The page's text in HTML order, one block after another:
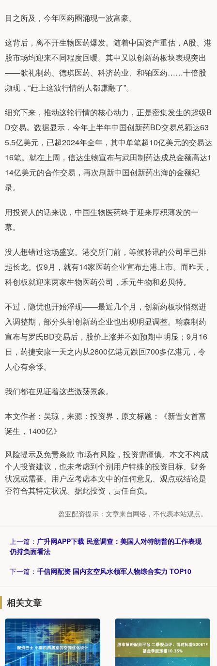
目之所及，今年医药圈涌现一波富豪。
这背后，离不开生物医药爆发。随着中国资产重估，A股、港
股市场均迎来不同程度回暖。其中又以创新药板块表现突出
——歌礼制药、德琪医药、科济药业、和铂医药……十倍股
频现，“赶上这波行情的人都赚翻了”。
细究下来，推动这轮行情的核心动力，正是密集发生的超级B
D交易。数据显示，今年上半年中国创新药BD交易总额达63
5.5亿美元，已超2024年全年，其中单笔超10亿美元的交易达
16笔。就在上周，信达生物宣布与武田制药达成总金额高达1
14亿美元的合作交易，再次刷新中国创新药出海的金额纪
录。
用投资人的话来说，中国生物医药终于迎来厚积薄发的一
幕。
没人想错过这场盛宴。港交所门前，等候聆讯的公司早已排
起长龙。仅9月，就有14家医药企业宣布赴港上市。而昨天，
科创板就迎来两家生物医药公司，禾元生物和必贝特。
不过，隐忧也开始浮现——最近几个月，创新药板块悄然进
入调整期，部分头部创新药企业也出现明显调整。翰森制药
宣布与罗氏BD交易后，股价上涨并不如预期中明显；9月16
日，药捷安康一天之内从2600亿港元跌回700多亿港元，令
人心有余悸。
我们都在见证着这些激荡景象。
本文作者：吴琼，来源：投资界，原文标题：《新晋女首富
诞生，1400亿》
风险提示及免责条款 市场有风险，投资需谨慎。本文不构成
个人投资建议，也未考虑到个别用户特殊的投资目标、财务
状况或需要。用户应考虑本文中的任何意见、观点或结论是
否符合其特定状况。据此投资，责任自负。
盈亚配资提示：文章来自网络，不代表本站观点。
上一篇： 广升网APP下载 民意调查：美国人对特朗普的工作表现
仍持负面看法
下一篇： 千信网配资 国内玄空风水领军人物综合实力 TOP10
相关文章